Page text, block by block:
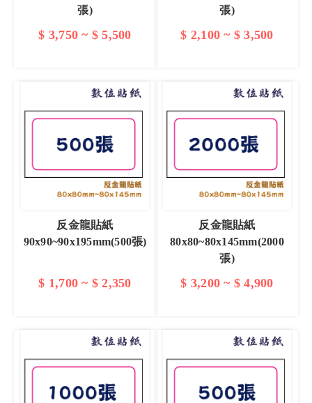
張)
$ 3,750 ~ $ 5,500
張)
$ 2,100 ~ $ 3,500
反金龍貼紙
90x90~90x195mm(500張)
$ 1,700 ~ $ 2,350
反金龍貼紙
80x80~80x145mm(2000
張)
$ 3,200 ~ $ 4,900